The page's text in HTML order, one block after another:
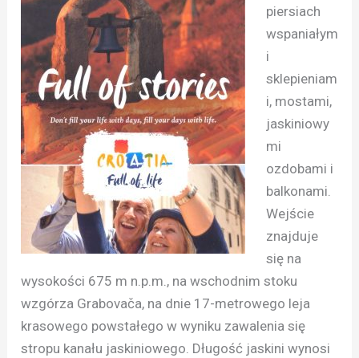
piersiach
wspaniałym
i
sklepieniam
i, mostami,
jaskiniowy
mi
ozdobami i
balkonami.
Wejście
znajduje
się na
wysokości 675 m n.p.m., na wschodnim stoku
wzgórza Grabovača, na dnie 17-metrowego leja
krasowego powstałego w wyniku zawalenia się
stropu kanału jaskiniowego. Długość jaskini wynosi